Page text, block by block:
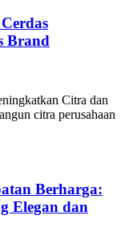
Brand
Citra dan
citra perusahaan
Berharga:
Elegan dan